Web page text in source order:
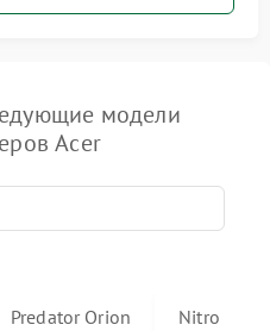
модели
Acer
Predator Orion Nitro